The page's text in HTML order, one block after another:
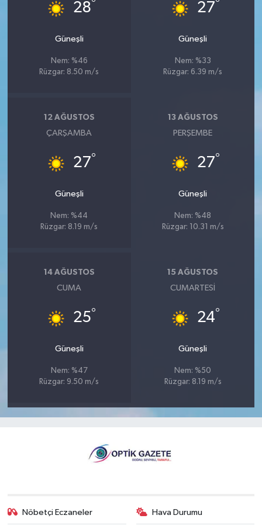
28°
Güneşli
Nem: %46
Rüzgar: 8.50 m/s
27°
Güneşli
Nem: %33
Rüzgar: 6.39 m/s
12 AĞUSTOS
ÇARŞAMBA
27°
Güneşli
Nem: %44
Rüzgar: 8.19 m/s
13 AĞUSTOS
PERŞEMBE
27°
Güneşli
Nem: %48
Rüzgar: 10.31 m/s
14 AĞUSTOS
CUMA
25°
Güneşli
Nem: %47
Rüzgar: 9.50 m/s
15 AĞUSTOS
CUMARTESI
24°
Güneşli
Nem: %50
Rüzgar: 8.19 m/s
Nöbetçi Eczaneler Hava Durumu